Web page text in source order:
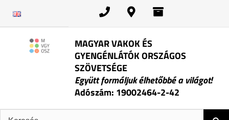
MAGYAR VAKOK ÉS
GYENGÉNLÁTÓK ORSZÁGOS
SZÖVETSÉGE
Együtt formáljuk élhetőbbé a világot!
Adószám: 19002464-2-42
Keresés: